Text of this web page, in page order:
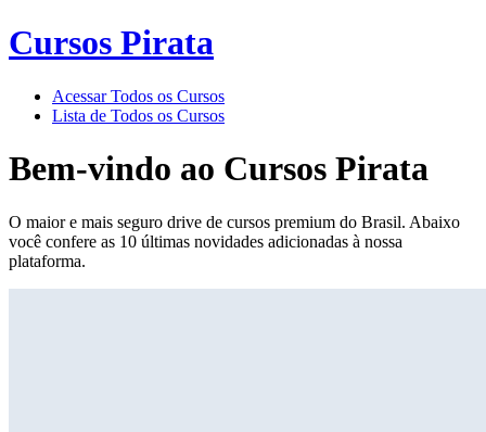
Cursos Pirata
Acessar Todos os Cursos
Lista de Todos os Cursos
Bem-vindo ao Cursos Pirata
O maior e mais seguro drive de cursos premium do Brasil. Abaixo
você confere as 10 últimas novidades adicionadas à nossa
plataforma.